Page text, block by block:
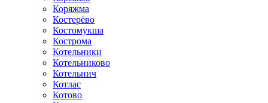
Коряжма
Костерёво
Костомукша
Кострома
Котельники
Котельниково
Котельнич
Котлас
Котово